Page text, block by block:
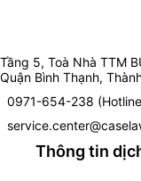
Tầng 5, Toà Nhà TTM
Quận Bình Thạnh,
0971-654-238
Thông tin